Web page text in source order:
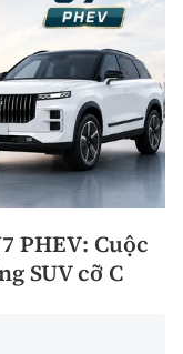
PHEV: Cuộc
SUV cỡ C